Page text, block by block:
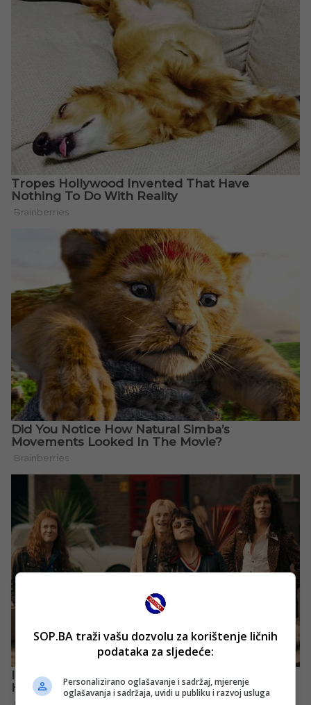
SOP.BA traži vašu dozvolu za korištenje ličnih
podataka za sljedeće:
Personalizirano oglašavanje i sadržaj, mjerenje
oglašavanja i sadržaja, uvidi u publiku i razvoj usluga